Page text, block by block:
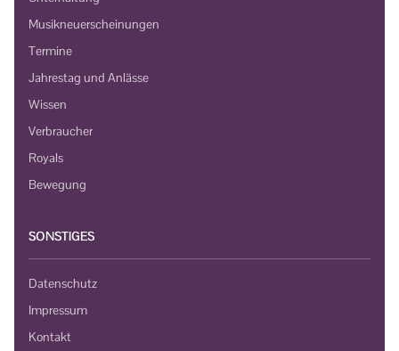
Musikneuerscheinungen
Termine
Jahrestag und Anlässe
Wissen
Verbraucher
Royals
Bewegung
SONSTIGES
Datenschutz
Impressum
Kontakt